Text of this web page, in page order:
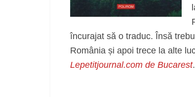
încurajat să o traduc. Însă
România și apoi trece la alte
Lepetitjournal.com de Bucarest.